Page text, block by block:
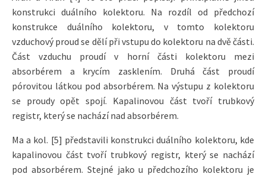
konstrukci duálního kolektoru. Na rozdíl od předchozí
konstrukce duálního kolektoru, v tomto kolektoru
vzduchový proud se dělí při vstupu do kolektoru na dvě části.
Část vzduchu proudí v horní části kolektoru mezi
absorbérem a krycím zasklením. Druhá část proudí
pórovitou látkou pod absorbérem. Na výstupu z kolektoru
se proudy opět spojí. Kapalinovou část tvoří trubkový
registr, který se nachází nad absorbérem.
Ma a kol. [5] představili konstrukci duálního kolektoru, kde
kapalinovou část tvoří trubkový registr, který se nachází
pod absorbérem. Stejné jako u předchozího kolektoru je